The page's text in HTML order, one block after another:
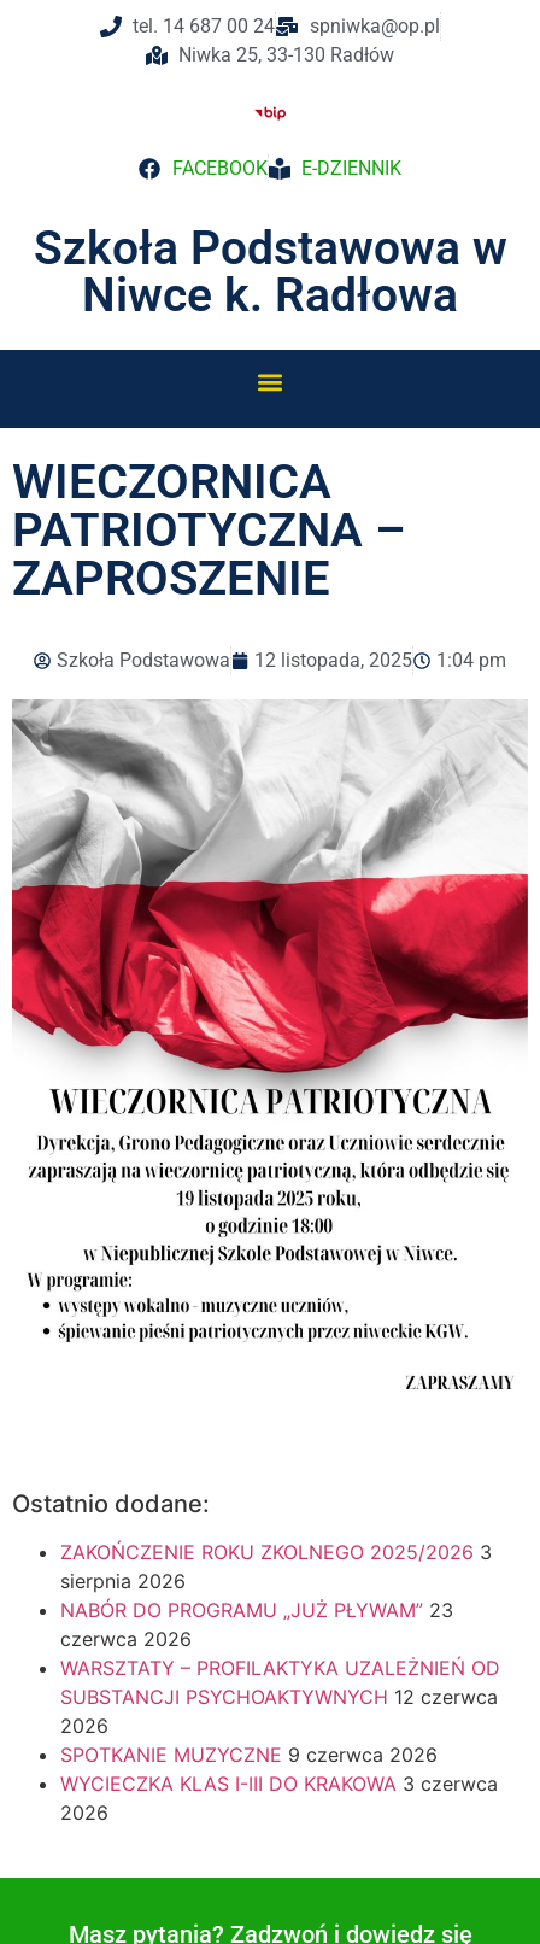
tel. 14 687 00 24
spniwka@op.pl
Niwka 25, 33-130 Radłów
FACEBOOK E-DZIENNIK
Szkoła Podstawowa w
Niwce k. Radłowa
WIECZORNICA
PATRIOTYCZNA –
ZAPROSZENIE
Szkoła Podstawowa 12 listopada, 2025 1:04 pm
Ostatnio dodane:
ZAKOŃCZENIE ROKU ZKOLNEGO 2025/2026 3
sierpnia 2026
NABÓR DO PROGRAMU „JUŻ PŁYWAM” 23
czerwca 2026
WARSZTATY – PROFILAKTYKA UZALEŻNIEŃ OD
SUBSTANCJI PSYCHOAKTYWNYCH 12 czerwca
2026
SPOTKANIE MUZYCZNE 9 czerwca 2026
WYCIECZKA KLAS I-III DO KRAKOWA 3 czerwca
2026
Masz pytania? Zadzwoń i dowiedz się